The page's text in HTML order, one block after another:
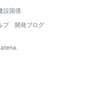
設国債
プ
開発ブログ